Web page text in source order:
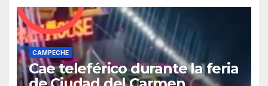
CAMPECHE
Cae teleférico durante la feria